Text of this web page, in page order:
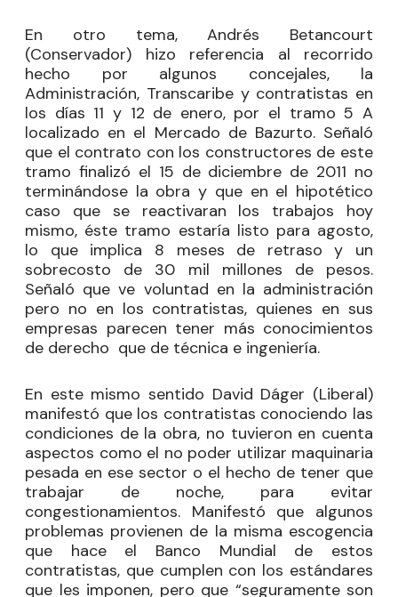
En otro tema, Andrés Betancourt
(Conservador) hizo referencia al recorrido
hecho por algunos concejales, la
Administración, Transcaribe y contratistas en
los días 11 y 12 de enero, por el tramo 5 A
localizado en el Mercado de Bazurto. Señaló
que el contrato con los constructores de este
tramo finalizó el 15 de diciembre de 2011 no
terminándose la obra y que en el hipotético
caso que se reactivaran los trabajos hoy
mismo, éste tramo estaría listo para agosto,
lo que implica 8 meses de retraso y un
sobrecosto de 30 mil millones de pesos.
Señaló que ve voluntad en la administración
pero no en los contratistas, quienes en sus
empresas parecen tener más conocimientos
de derecho que de técnica e ingeniería.
En este mismo sentido David Dáger (Liberal)
manifestó que los contratistas conociendo las
condiciones de la obra, no tuvieron en cuenta
aspectos como el no poder utilizar maquinaria
pesada en ese sector o el hecho de tener que
trabajar de noche, para evitar
congestionamientos. Manifestó que algunos
problemas provienen de la misma escogencia
que hace el Banco Mundial de estos
contratistas, que cumplen con los estándares
que les imponen, pero que “seguramente son